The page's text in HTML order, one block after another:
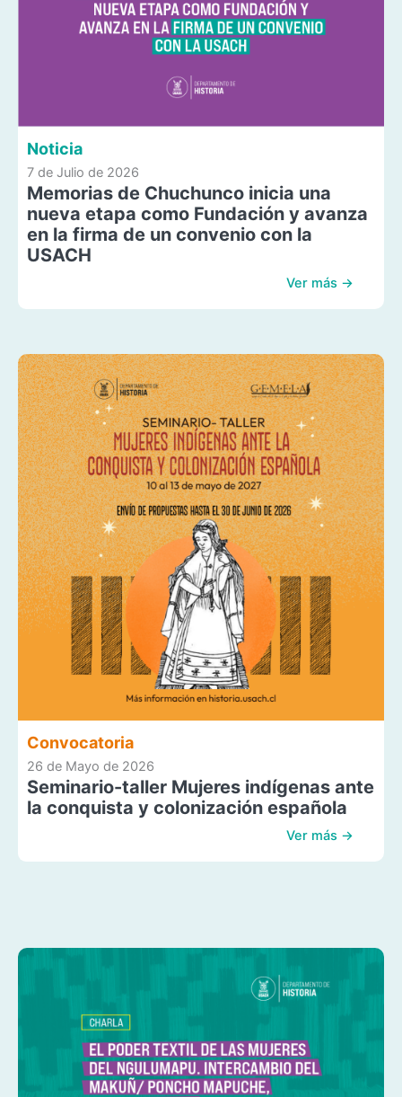
Noticia
7 de Julio de 2026
Memorias de Chuchunco inicia una
nueva etapa como Fundación y avanza
en la firma de un convenio con la
USACH
Ver más →
Convocatoria
26 de Mayo de 2026
Seminario-taller Mujeres indígenas ante
la conquista y colonización española
Ver más →